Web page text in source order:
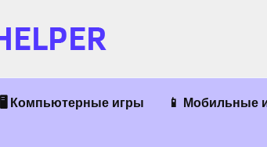
🖥 Компьютерные игры 📱 Мобильные